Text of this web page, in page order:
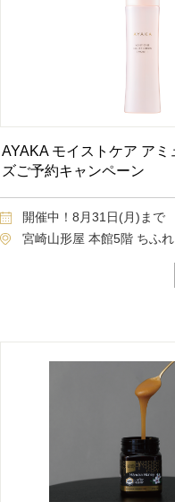
AYAKA モイストケア アミ
ズご予約キャンペーン
開催中！8月31日(月)まで
宮崎山形屋 本館5階 ちふ